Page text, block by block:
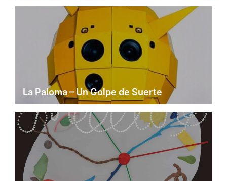
La Paloma – Un Golpe de Suerte